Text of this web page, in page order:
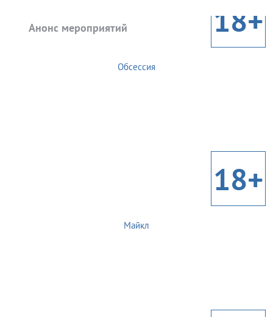
Анонс мероприятий 18+
Обсессия
18+
Майкл